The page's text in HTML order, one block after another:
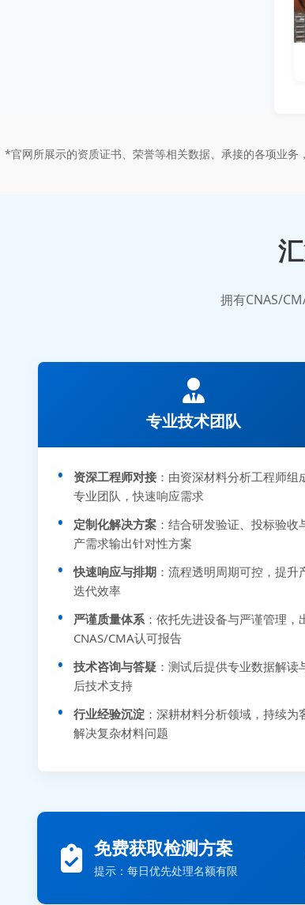
*官网所展示的资质证书、荣誉等相关数据、承接的各项业
拥有CNAS/
专业技术团队
资深工程师对接 ：由资深材料分析工程师组
专业团队，快速响应需求
定制化解决方案 ：结合研发验证、投标验收
产需求输出针对性方案
快速响应与排期 ：流程透明周期可控，提升
迭代效率
严谨质量体系：依托先进设备与严谨管理，
CNAS/CMA认可报告
技术咨询与答疑 ：测试后提供专业数据解读
后技术支持
行业经验沉淀 ：深耕材料分析领域，持续为
解决复杂材料问题
免费获取检测方案
提示：每日优先处理名额有限